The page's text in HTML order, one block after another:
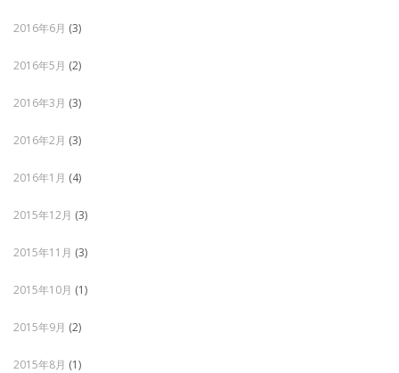
2016年6月 (3)
2016年5月 (2)
2016年3月 (3)
2016年2月 (3)
2016年1月 (4)
2015年12月 (3)
2015年11月 (3)
2015年10月 (1)
2015年9月 (2)
2015年8月 (1)